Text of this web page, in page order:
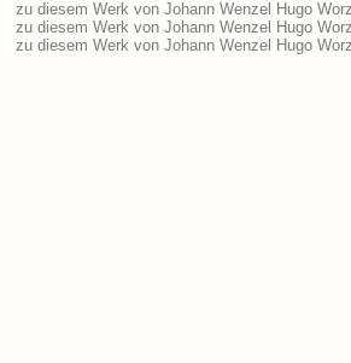
zu diesem Werk von Johann Wenzel Hugo
zu diesem Werk von Johann Wenzel Hugo
zu diesem Werk von Johann Wenzel Hugo